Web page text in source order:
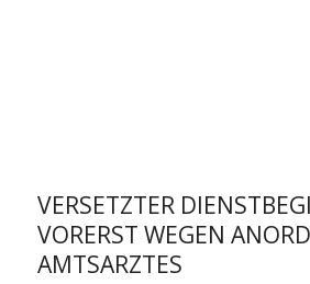
VERSETZTER
VORERST WEGEN
AMTSARZTES